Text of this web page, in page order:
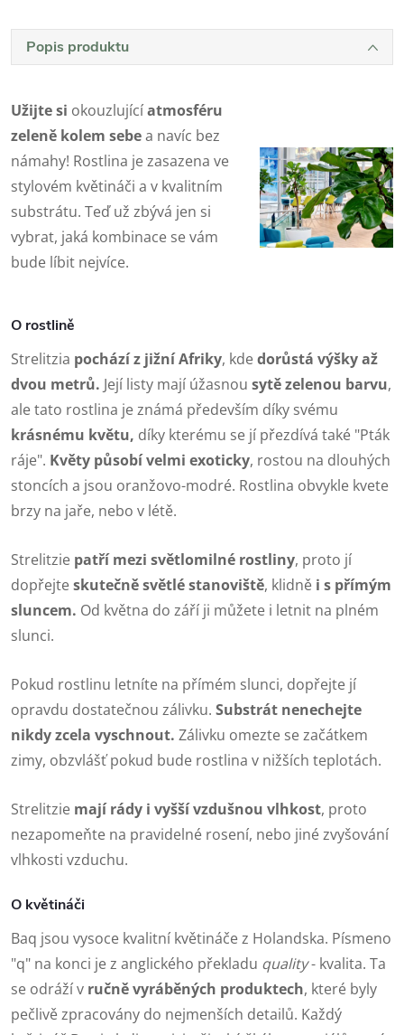
Popis produktu
Užijte si okouzlujícíatmosféru
zeleně kolem sebea navíc bez
námahy! Rostlina je zasazena ve
stylovém květináči a v kvalitním
substrátu. Teď už zbývá jen si
vybrat, jaká kombinace se vám
bude líbit nejvíce.
O rostlině
Strelitzia pochází z jižní Afriky, kdedorůstá výšky až
dvou metrů. Její listy mají úžasnou sytě zelenou barvu,
ale tato rostlina je známá především díky svému
krásnému květu, díky kterému se jí přezdívá také "Pták
ráje". Květy působí velmi exoticky, rostou na dlouhých
stoncích a jsou oranžovo-modré. Rostlina obvykle kvete
brzy na jaře, nebo v létě.
Strelitzie patří mezi světlomilné rostliny, proto jí
dopřejteskutečně světlé stanoviště, klidně i s přímým
sluncem. Od května do září ji můžete i letnit na plném
slunci.
Pokud rostlinu letníte na přímém slunci, dopřejte jí
opravdu dostatečnou zálivku. Substrát nenechejte
nikdy zcela vyschnout. Zálivku omezte se začátkem
zimy, obzvlášť pokud bude rostlina v nižších teplotách.
Strelitzie mají rády i vyšší vzdušnou vlhkost, proto
nezapomeňte na pravidelné rosení, nebo jiné zvyšování
vlhkosti vzduchu.
O květináči
Baq jsou vysoce kvalitní květináče z Holandska. Písmeno
"q" na konci je z anglického překladu quality- kvalita. Ta
se odráží v ručně vyráběných produktech, které byly
pečlivě zpracovány do nejmenších detailů. Každý